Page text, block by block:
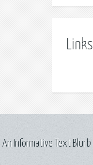
Links
An Informative Text Blurb